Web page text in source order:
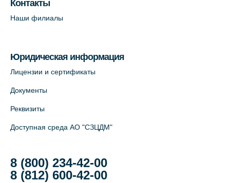
+7 (812) 565-11-12
Лабораторный терминал на Большом
+7 (812) 565-11-12
На карте
Контакты
Наши филиалы
Юридическая информация
Лицензии и сертификаты
Документы
Реквизиты
Доступная среда АО "СЗЦДМ"
8 (800) 234-42-00
8 (812) 600-42-00